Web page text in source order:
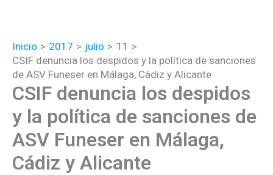
Inicio 2017 julio
11
CSIF denuncia los despidos y la política de sanciones
de ASV Funeser en Málaga, Cádiz y Alicante
CSIF denuncia los despidos
y la política de sanciones de
ASV Funeser en Málaga,
Cádiz y Alicante